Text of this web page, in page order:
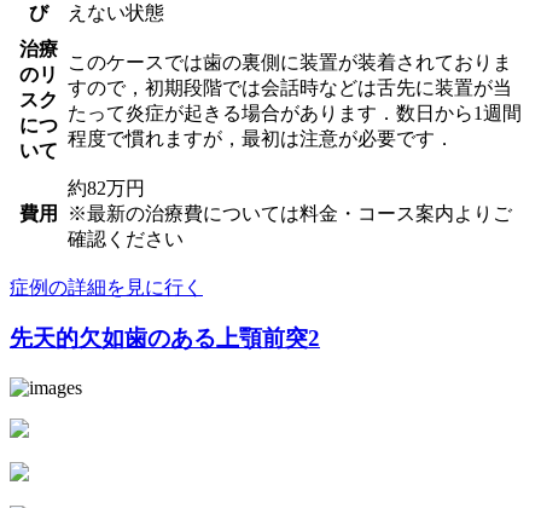
び
えない状態
治療
のリ
スク
につ
いて
このケースでは歯の裏側に装置が装着されておりま
すので，初期段階では会話時などは舌先に装置が当
たって炎症が起きる場合があります．数日から1週間
程度で慣れますが，最初は注意が必要です．
費用
約82万円
※最新の治療費については料金・コース案内よりご
確認ください
症例の詳細を見に行く
先天的欠如歯のある上顎前突2